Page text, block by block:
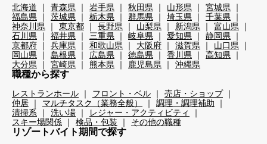
北海道 青森県 岩手県 秋田県 山形県
宮城県
福島県
茨城県 栃木県 群馬県 埼玉県
千葉県
神奈川県
東京都 長野県 山梨県 新潟県
富山県
石川県
福井県 三重県 岐阜県 愛知県
静岡県
京都府
兵庫県 和歌山県 大阪府 滋賀県
山口県
岡山県
島根県 広島県 徳島県 香川県
高知県
大分県
宮崎県 熊本県 鹿児島県 沖縄県
職種から探す
レストランホール フロント・ベル
売店・ショップ
仲居
マルチタスク（業務全般）
調理・調理補助
清掃系
洗い場
レジャー・アクティビティ
スキー場関係
検品・包装 その他の職種
リゾートバイト期間で探す